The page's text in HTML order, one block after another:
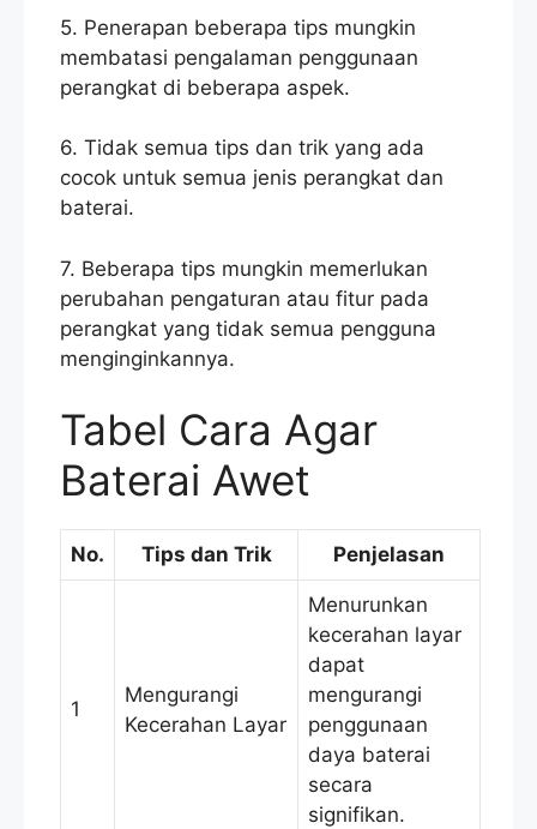
5. Penerapan beberapa tips mungkin
membatasi pengalaman penggunaan
perangkat di beberapa aspek.
6. Tidak semua tips dan trik yang ada
cocok untuk semua jenis perangkat dan
baterai.
7. Beberapa tips mungkin memerlukan
perubahan pengaturan atau fitur pada
perangkat yang tidak semua pengguna
menginginkannya.
Tabel Cara Agar
Baterai Awet
No. Tips dan Trik Penjelasan
1
Mengurangi
Kecerahan Layar
Menurunkan
kecerahan layar
dapat
mengurangi
penggunaan
daya baterai
secara
signifikan.